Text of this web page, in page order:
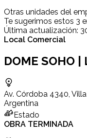
Otras unidades del
Te sugerimos estos 3
Última actualización:
Local Comercial
DOME SOHO
Av. Córdoba 4340,
Argentina
Estado
OBRA TERMINADA